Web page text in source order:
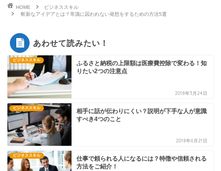
HOME
ビジネススキル
斬新なアイデアとは？常識に囚われない発想をするための方法5選
あわせて読みたい！
ビジネススキル
ふるさと納税の上限額は医療費控除で変わる！知
りたい2つの注意点
2018年3月24日
ビジネススキル
相手に話が伝わりにくい？説明が下手な人が意識
すべき4つのこと
2018年6月21日
ビジネススキル
仕事で頼られる人になるには？特徴や信頼される
方法をご紹介！